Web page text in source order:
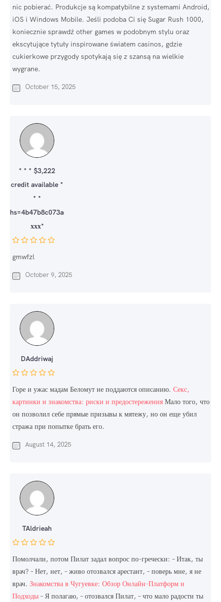
nic pobierać. Produkcje są kompatybilne z systemami Android,
iOS i Windows Mobile. Jeśli podoba Ci się Sugar Rush 1000,
koniecznie sprawdź other games w podobnym stylu oraz
ekscytujące tytuły inspirowane światem casinos, gdzie
cukierkowe przygody spotykają się z szansą na wielkie
wygrane.
October 15, 2025
* * * $3,222
credit available *
* *
hs=4b47b8c073ae6774af32032c3f5ba615*
ххх*
gmwfzl
October 9, 2025
DAddriwaj
Горе и ужас мадам Беломут не поддаются описанию. Секс,
картинки и знакомства: риски и предостережения Мало того, что
он позволил себе прямые призывы к мятежу, но он еще убил
стража при попытке брать его.
August 14, 2025
TAldrieah
Помолчали, потом Пилат задал вопрос по-гречески: – Итак, ты
врач? – Нет, нет, – живо отозвался арестант, – поверь мне, я не
врач. Знакомства в Чугуевке: Обзор Онлайн-Платформ и
Подходы – Я полагаю, – отозвался Пилат, – что мало радости ты